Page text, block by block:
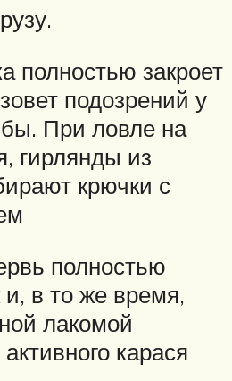
полностью закроет
подозрений у
При ловле на
гирлянды из
крючки с
полностью
и, в то же время,
лакомой
карася